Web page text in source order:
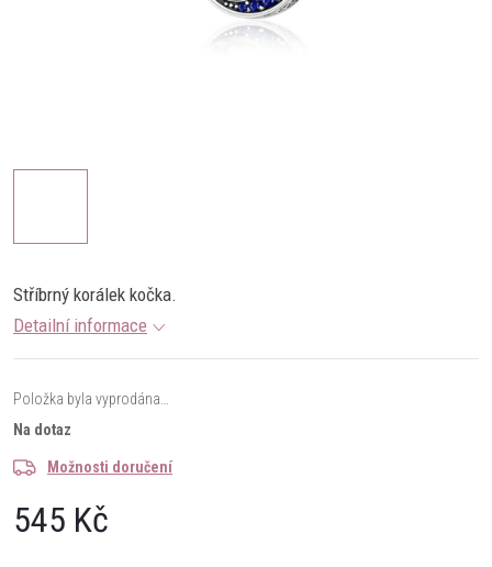
Stříbrný korálek kočka.
Detailní informace
Položka byla vyprodána…
Na dotaz
Možnosti doručení
545 Kč